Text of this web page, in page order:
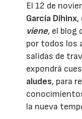
El 12 de
García Díhinx,
viene, el blog
por todos los
salidas de
expondrá
aludes, para
la nueva